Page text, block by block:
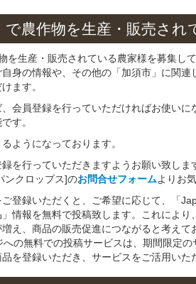
で農作物を生産・販売され
生産・販売されている農家様を募集し
身の情報や、その他の「加須市」に関
ます。
会員登録を行っていただければお使いに
す。
ようになっております。
を行っていただきますようお願い致しま
ンクロップス]のお問合せフォームよりお
登録いただくと、ご希望に応じて、「
情報を無料で投稿致します。これにより
え、商品の販売促進につながると考えて
への無料での投稿サービスは、期間限定
を登録いただき、サービスをご活用いた